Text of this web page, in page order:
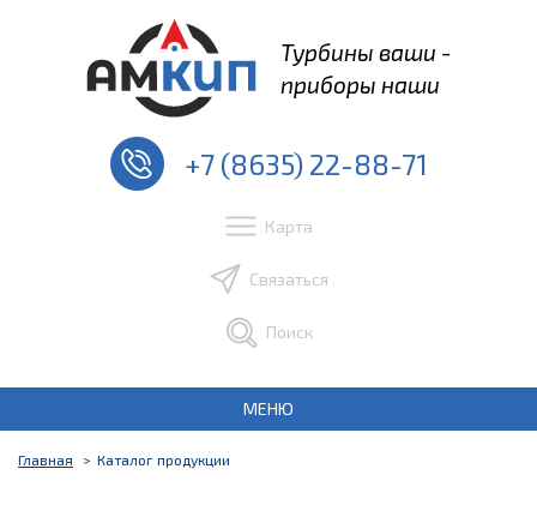
Турбины ваши -
приборы наши
+7 (8635) 22-88-71
Карта
Связаться
Поиск
МЕНЮ
Главная Каталог продукции